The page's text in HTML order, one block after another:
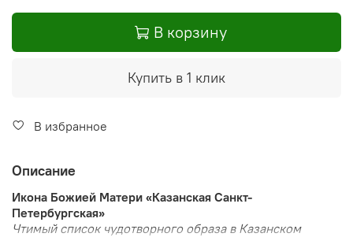
В корзину
Купить в 1 клик
В избранное
Описание
Икона Божией Матери «Казанская Санкт-
Петербургская»
Чтимый список чудотворного образа в Казанском